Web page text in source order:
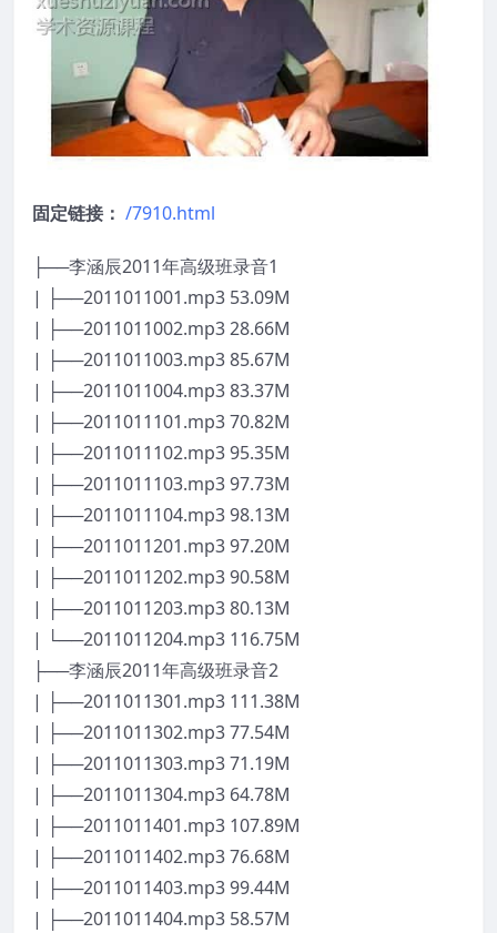
固定链接： /7910.html
├──李涵辰2011年高级班录音1
| ├──2011011001.mp3 53.09M
| ├──2011011002.mp3 28.66M
| ├──2011011003.mp3 85.67M
| ├──2011011004.mp3 83.37M
| ├──2011011101.mp3 70.82M
| ├──2011011102.mp3 95.35M
| ├──2011011103.mp3 97.73M
| ├──2011011104.mp3 98.13M
| ├──2011011201.mp3 97.20M
| ├──2011011202.mp3 90.58M
| ├──2011011203.mp3 80.13M
| └──2011011204.mp3 116.75M
├──李涵辰2011年高级班录音2
| ├──2011011301.mp3 111.38M
| ├──2011011302.mp3 77.54M
| ├──2011011303.mp3 71.19M
| ├──2011011304.mp3 64.78M
| ├──2011011401.mp3 107.89M
| ├──2011011402.mp3 76.68M
| ├──2011011403.mp3 99.44M
| ├──2011011404.mp3 58.57M